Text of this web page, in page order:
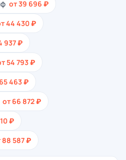
от 39 696 ₽
44 430 ₽
937 ₽
54 793 ₽
463 ₽
от 66 872 ₽
₽
88 587 ₽